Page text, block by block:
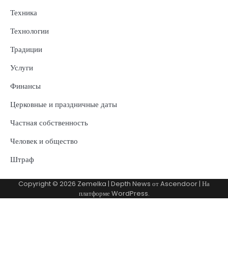
Техника
Технологии
Традиции
Услуги
Финансы
Церковные и праздничные даты
Частная собственность
Человек и общество
Штраф
Copyright © 2026 Zemelka | Depth News отAscendoor | На
платформеWordPress.